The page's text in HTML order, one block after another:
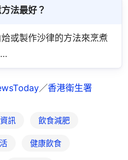
法最好？
或製作沙律的方法來烹煮
／香港衛生署
訊 飲食減肥
健康飲食